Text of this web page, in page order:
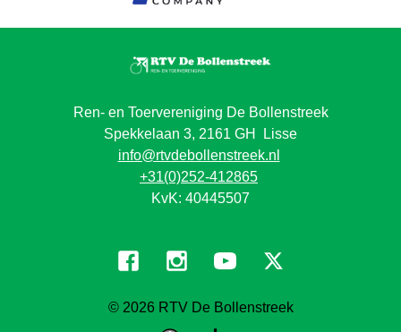
Ren- en Toervereniging De Bollenstreek
Spekkelaan 3, 2161 GH Lisse
info@rtvdebollenstreek.nl
+31(0)252-412865
KvK: 40445507
© 2026RTV De Bollenstreek